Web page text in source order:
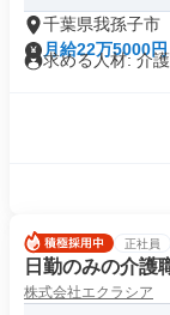
千葉県我孫子市
月給22万5000
求める人材: 介
正社員
日勤のみの介護
株式会社エクラシア